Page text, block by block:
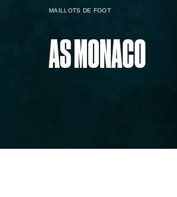
MAILLOTS DE FOOT
AS MONACO